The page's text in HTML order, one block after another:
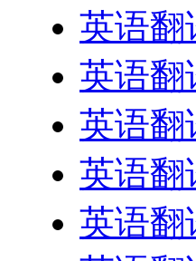
英语翻
英语翻
英语翻
英语翻
英语翻